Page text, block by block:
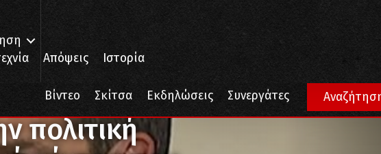
Απόψεις Ιστορία
Βίντεο Σκίτσα Εκδηλώσεις Συνεργάτες
τα σκοτεινά κέντρα που θέλουν να τον ρίξουν
πολιτική